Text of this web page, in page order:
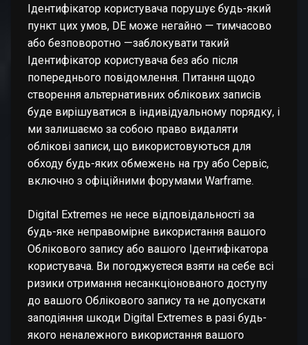
Ідентифікатор користувача порушує будь-який
пункт цих умов, DE може негайно — тимчасово
або безповоротно —заблокувати такий
Ідентифікатор користувача без або після
попереднього повідомлення. Питання щодо
створення альтернативних облікових записів
буде вирішуватися в індивідуальному порядку, і
ми залишаємо за собою право видаляти
облікові записи, що використовуються для
обходу будь-яких обмежень на гру або Сервіс,
включно з офіційними форумами Warframe.
Digital Extremes не несе відповідальності за
будь-яке неправомірне використання вашого
Облікового запису або вашого Ідентифікатора
користувача. Ви погоджуєтеся взяти на себе всі
ризики отримання несанкціонованого доступу
до вашого Облікового запису та не допускати
заподіяння шкоди Digital Extremes в разі будь-
якого неналежного використання вашого